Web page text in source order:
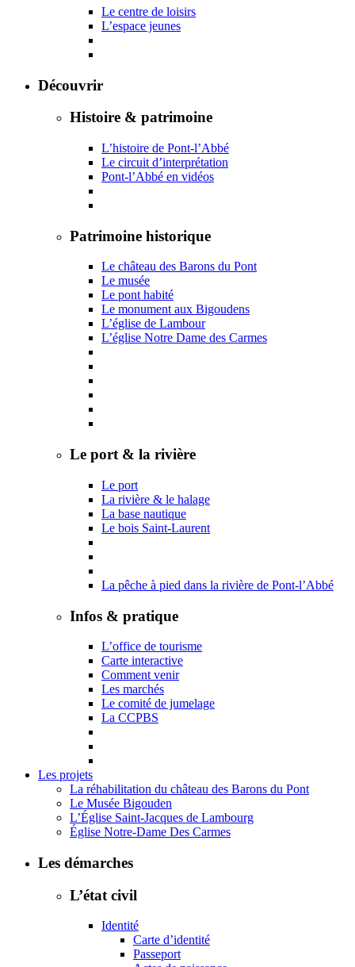
Le centre de loisirs
L’espace jeunes
Découvrir
Histoire & patrimoine
L’histoire de Pont-l’Abbé
Le circuit d’interprétation
Pont-l’Abbé en vidéos
Patrimoine historique
Le château des Barons du Pont
Le musée
Le pont habité
Le monument aux Bigoudens
L’église de Lambour
L’église Notre Dame des Carmes
Le port & la rivière
Le port
La rivière & le halage
La base nautique
Le bois Saint-Laurent
La pêche à pied dans la rivière de Pont-l’Abbé
Infos & pratique
L’office de tourisme
Carte interactive
Comment venir
Les marchés
Le comité de jumelage
La CCPBS
Les projets
La réhabilitation du château des Barons du Pont
Le Musée Bigouden
L’Église Saint-Jacques de Lambourg
Église Notre-Dame Des Carmes
Les démarches
L’état civil
Identité
Carte d’identité
Passeport